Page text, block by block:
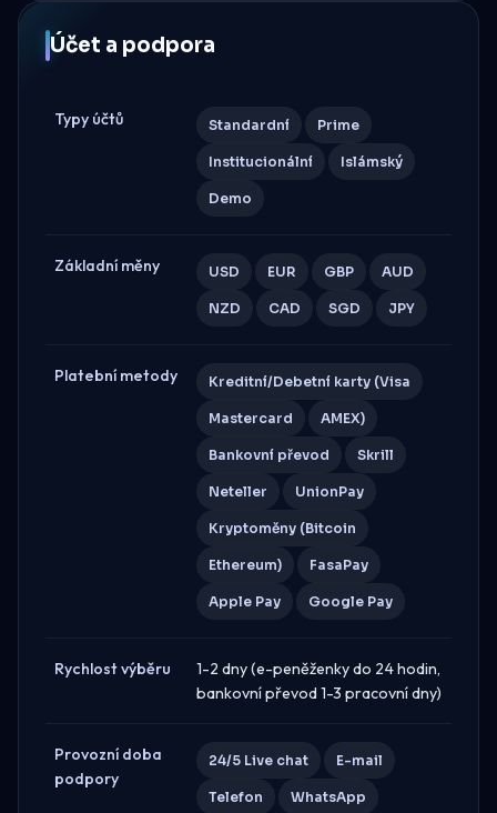
Účet a podpora
Typy účtů Standardní Prime
Institucionální Islámský
Demo
Základní měny USD EUR GBP AUD
NZD CAD SGD JPY
Platební metody Kreditní/Debetní karty (Visa
Mastercard AMEX)
Bankovní převod Skrill
Neteller UnionPay
Kryptoměny (Bitcoin
Ethereum) FasaPay
Apple Pay Google Pay
Rychlost výběru
1-2 dny (e-peněženky do 24 hodin,
bankovní převod 1-3 pracovní dny)
Provozní doba
podpory
24/5 Live chat E-mail
Telefon WhatsApp